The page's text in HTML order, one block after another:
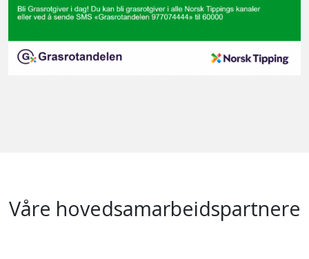
Våre hovedsamarbeidspartnere